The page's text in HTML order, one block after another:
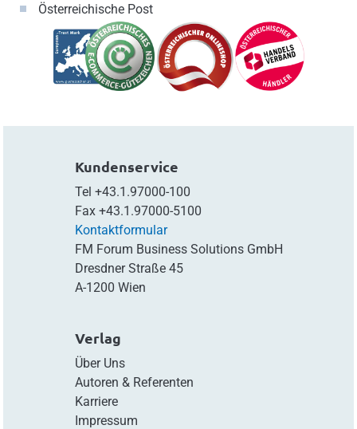
Österreichische Post
Kundenservice
Tel +43.1.97000-100
Fax +43.1.97000-5100
Kontaktformular
FM Forum Business Solutions GmbH
Dresdner Straße 45
A-1200 Wien
Verlag
Über Uns
Autoren & Referenten
Karriere
Impressum